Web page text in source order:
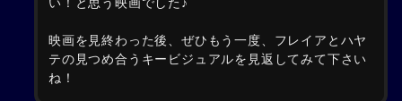
い！と思う映画でした♪
映画を見終わった後、ぜひもう一度、フレイアとハヤ
テの見つめ合うキービジュアルを見返してみて下さい
ね！